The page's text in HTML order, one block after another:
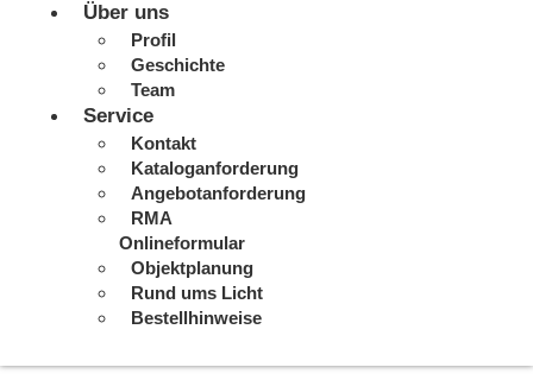
Über uns
Profil
Geschichte
Team
Service
Kontakt
Kataloganforderung
Angebotanforderung
RMA
Onlineformular
Objektplanung
Rund ums Licht
Bestellhinweise